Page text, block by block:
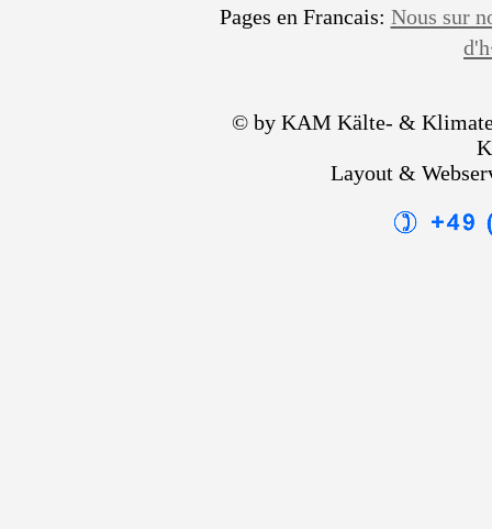
Pages en Francais: Nous sur
© by KAM Kälte- &
Layout &